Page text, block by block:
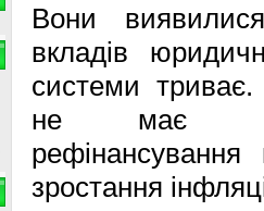
Вони
вкладів
системи
не має
зростання